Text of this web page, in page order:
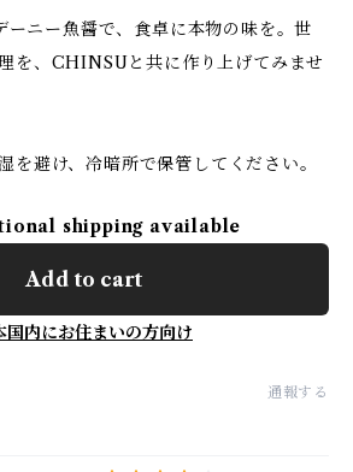
ニー魚醤で、食卓に本物の味を。世
を、CHINSUと共に作り上げてみませ
を避け、冷暗所で保管してください。
shipping available
Add to cart
国内にお住まいの方向け
通報する